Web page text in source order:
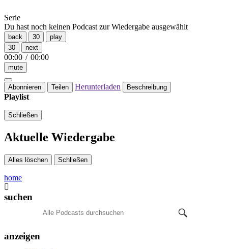
Serie
Du hast noch keinen Podcast zur Wiedergabe ausgewählt
back 30
play
30
next
00:00 / 00:00
mute
Abonnieren Teilen Herunterladen Beschreibung
Playlist
Schließen
Aktuelle Wiedergabe
Alles löschen Schließen
home
suchen
anzeigen